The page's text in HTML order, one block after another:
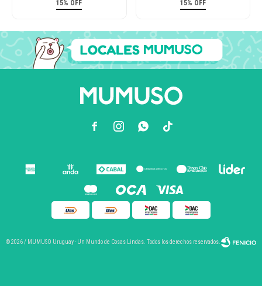
15% OFF 15% OFF
  
© 2026 / MUMUSO Uruguay - Un Mundo de Cosas Lindas. Todos los derechos reservados.